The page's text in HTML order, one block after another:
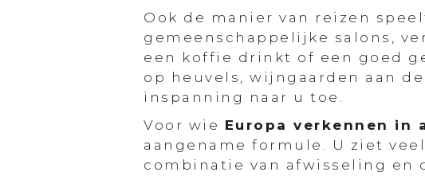
Ook de manier van reizen
gemeenschappelijke salons,
een koffie drinkt of een goed
op heuvels, wijngaarden aan
inspanning naar u toe.
Voor wie Europa verkennen in
aangename formule. U ziet
combinatie van afwisseling en